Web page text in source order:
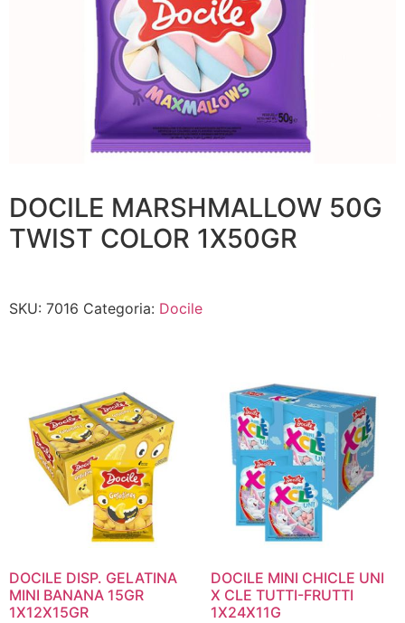
DOCILE MARSHMALLOW 50G
TWIST COLOR 1X50GR
SKU: 7016 Categoria: Docile
DOCILE DISP. GELATINA
MINI BANANA 15GR
1X12X15GR
DOCILE MINI CHICLE UNI
X CLE TUTTI-FRUTTI
1X24X11G